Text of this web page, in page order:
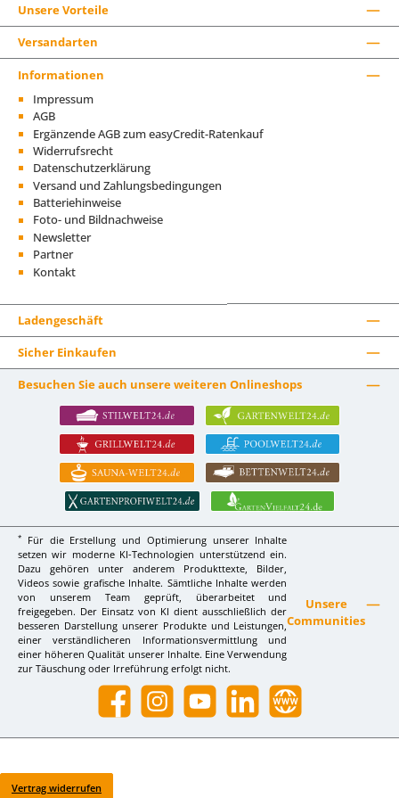
Unsere Vorteile
Versandarten
Informationen
Impressum
AGB
Ergänzende AGB zum easyCredit-Ratenkauf
Widerrufsrecht
Datenschutzerklärung
Versand und Zahlungsbedingungen
Batteriehinweise
Foto- und Bildnachweise
Newsletter
Partner
Kontakt
Ladengeschäft
Sicher Einkaufen
Besuchen Sie auch unsere weiteren Onlineshops
*
Für die Erstellung und Optimierung unserer Inhalte
setzen wir moderne KI-Technologien unterstützend ein.
Dazu gehören unter anderem Produkttexte, Bilder,
Videos sowie grafische Inhalte. Sämtliche Inhalte werden
von unserem Team geprüft, überarbeitet und
freigegeben. Der Einsatz von KI dient ausschließlich der
besseren Darstellung unserer Produkte und Leistungen,
einer verständlicheren Informationsvermittlung und
einer höheren Qualität unserer Inhalte. Eine Verwendung
zur Täuschung oder Irreführung erfolgt nicht.
Unsere
Communities
Facebook InstagramYouTube LinkedIn Website
Vertrag widerrufen